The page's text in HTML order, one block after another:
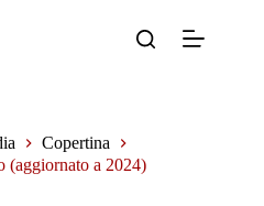
Copertina
(aggiornato a 2024)